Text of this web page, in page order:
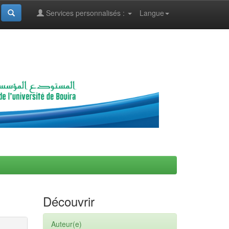
Langue
Services personnalisés :
Découvrir
Auteur(e)